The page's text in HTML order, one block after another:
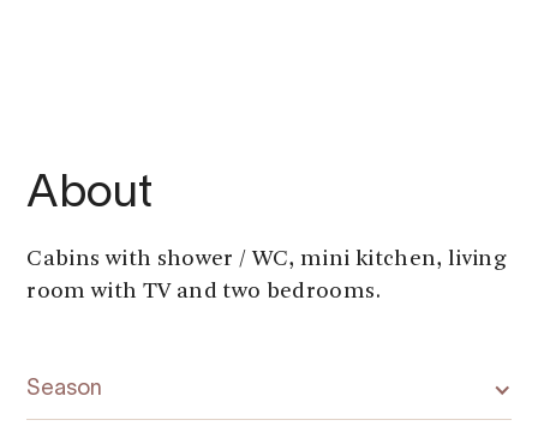
About
Cabins with shower / WC, mini kitchen, living
room with TV and two bedrooms.
Season